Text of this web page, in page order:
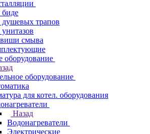
биде
душевых трапов
смыва
оборудование
оборудование
для котел. оборудования
Назад
Водонагреватели
Электрические